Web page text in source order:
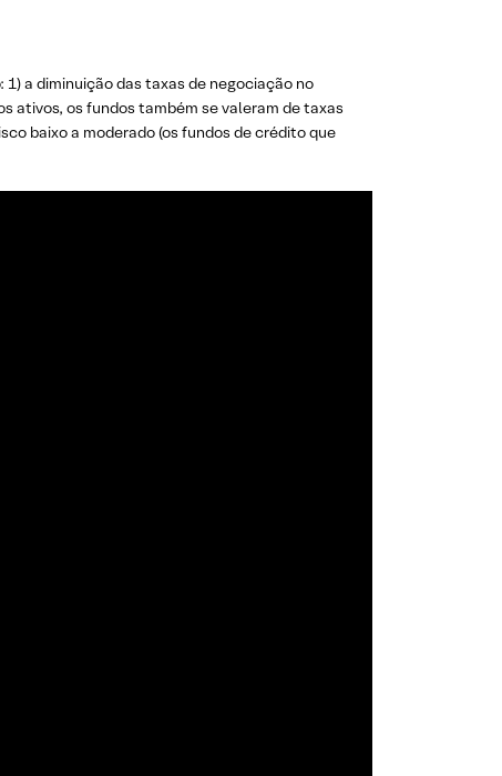
a diminuição das taxas de negociação no
ativos, os fundos também se valeram de taxas
baixo a moderado (os fundos de crédito que